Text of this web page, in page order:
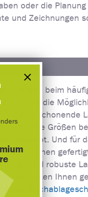
oder die
und Zeichnungen
Gerade beim
bieten die
eine schonende
Größen
Und für
und robuste
bieten Ihnen